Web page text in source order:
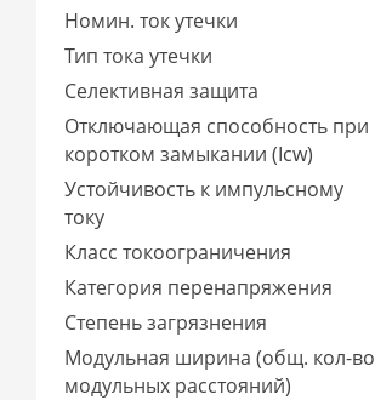
Номин. ток утечки
Тип тока утечки
Селективная защита
Отключающая способность при
коротком замыкании (Icw)
Устойчивость к импульсному
току
Класс токоограничения
Категория перенапряжения
Степень загрязнения
Модульная ширина (общ. кол-во
модульных расстояний)